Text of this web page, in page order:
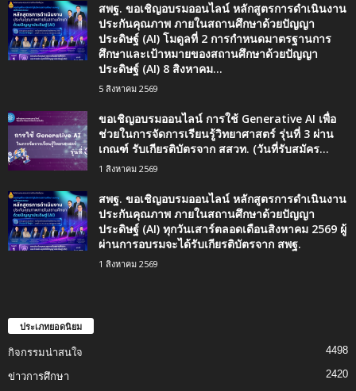
สพฐ. ขอเชิญอบรมออนไลน์ หลักสูตรการดำเนินงาน
ประกันคุณภาพ ภายในสถานศึกษาด้วยปัญญา
ประดิษฐ์ (AI) โมดูลที่ 2 การกำหนดมาตรฐานการ
ศึกษาและเป้าหมายของสถานศึกษาด้วยปัญญา
ประดิษฐ์ (AI) 8 สิงหาคม...
5 สิงหาคม 2569
ขอเชิญอบรมออนไลน์ การใช้ Generative AI เพื่อ
ช่วยในการจัดการเรียนรู้วิทยาศาสตร์ รุ่นที่ 3 ผ่าน
เกณฑ์ รับเกียรติบัตรจาก สสวท. (วันที่รับสมัคร...
1 สิงหาคม 2569
สพฐ. ขอเชิญอบรมออนไลน์ หลักสูตรการดำเนินงาน
ประกันคุณภาพ ภายในสถานศึกษาด้วยปัญญา
ประดิษฐ์ (AI) ทุกวันเสาร์ตลอดเดือนสิงหาคม 2569 ผู้
ผ่านการอบรมจะได้รับเกียรติบัตรจาก สพฐ.
1 สิงหาคม 2569
ประเภทยอดนิยม
กิจกรรมน่าสนใจ 4498
ข่าวการศึกษา 2420